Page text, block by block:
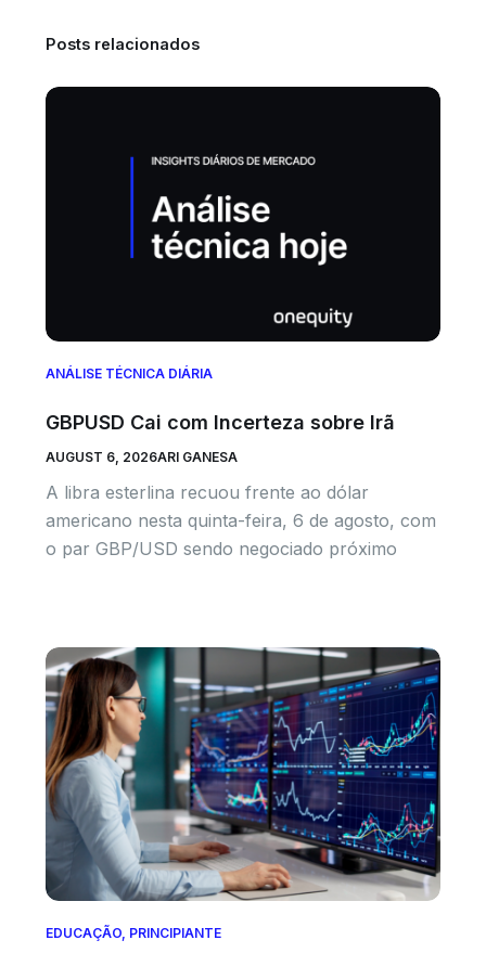
Posts relacionados
ANÁLISE TÉCNICA DIÁRIA
GBPUSD Cai com Incerteza sobre Irã
AUGUST 6, 2026ARI GANESA
A libra esterlina recuou frente ao dólar
americano nesta quinta-feira, 6 de agosto, com
o par GBP/USD sendo negociado próximo
EDUCAÇÃO, PRINCIPIANTE